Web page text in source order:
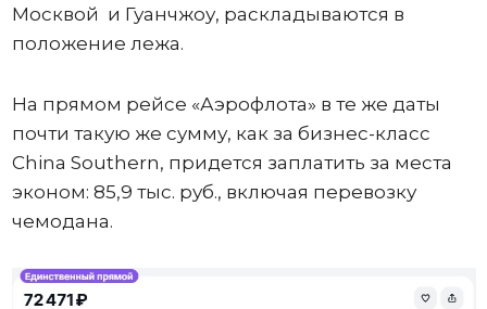
Москвой и Гуанчжоу, раскладываются в
положение лежа.
На прямом рейсе «Аэрофлота» в те же даты
почти такую же сумму, как за бизнес-класс
China Southern, придется заплатить за места
эконом: 85,9 тыс. руб., включая перевозку
чемодана.